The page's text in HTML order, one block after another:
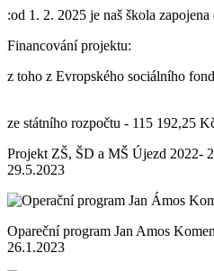
:od 1. 2. 2025 je naš škola
Financování projektu:
z toho z Evropského sociálního
ze státního rozpočtu - 115 192,25
Projekt ZŠ, ŠD a MŠ Újezd 2022-
29.5.2023
Opareční program Jan Amos
26.1.2023